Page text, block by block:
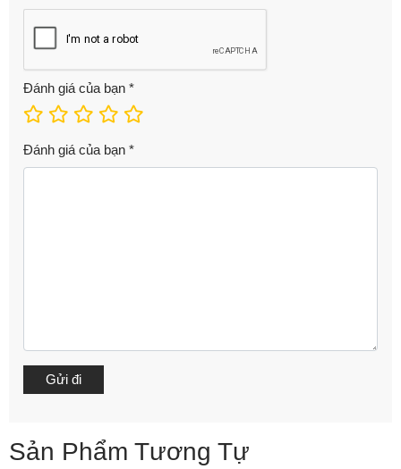
Đánh giá của bạn *
Đánh giá của bạn *
Sản Phẩm Tương Tự